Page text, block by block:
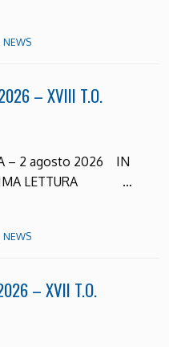
NEWS
– XVIII T.O.
– 2 agosto 2026 IN
LETTURA …
NEWS
– XVII T.O.